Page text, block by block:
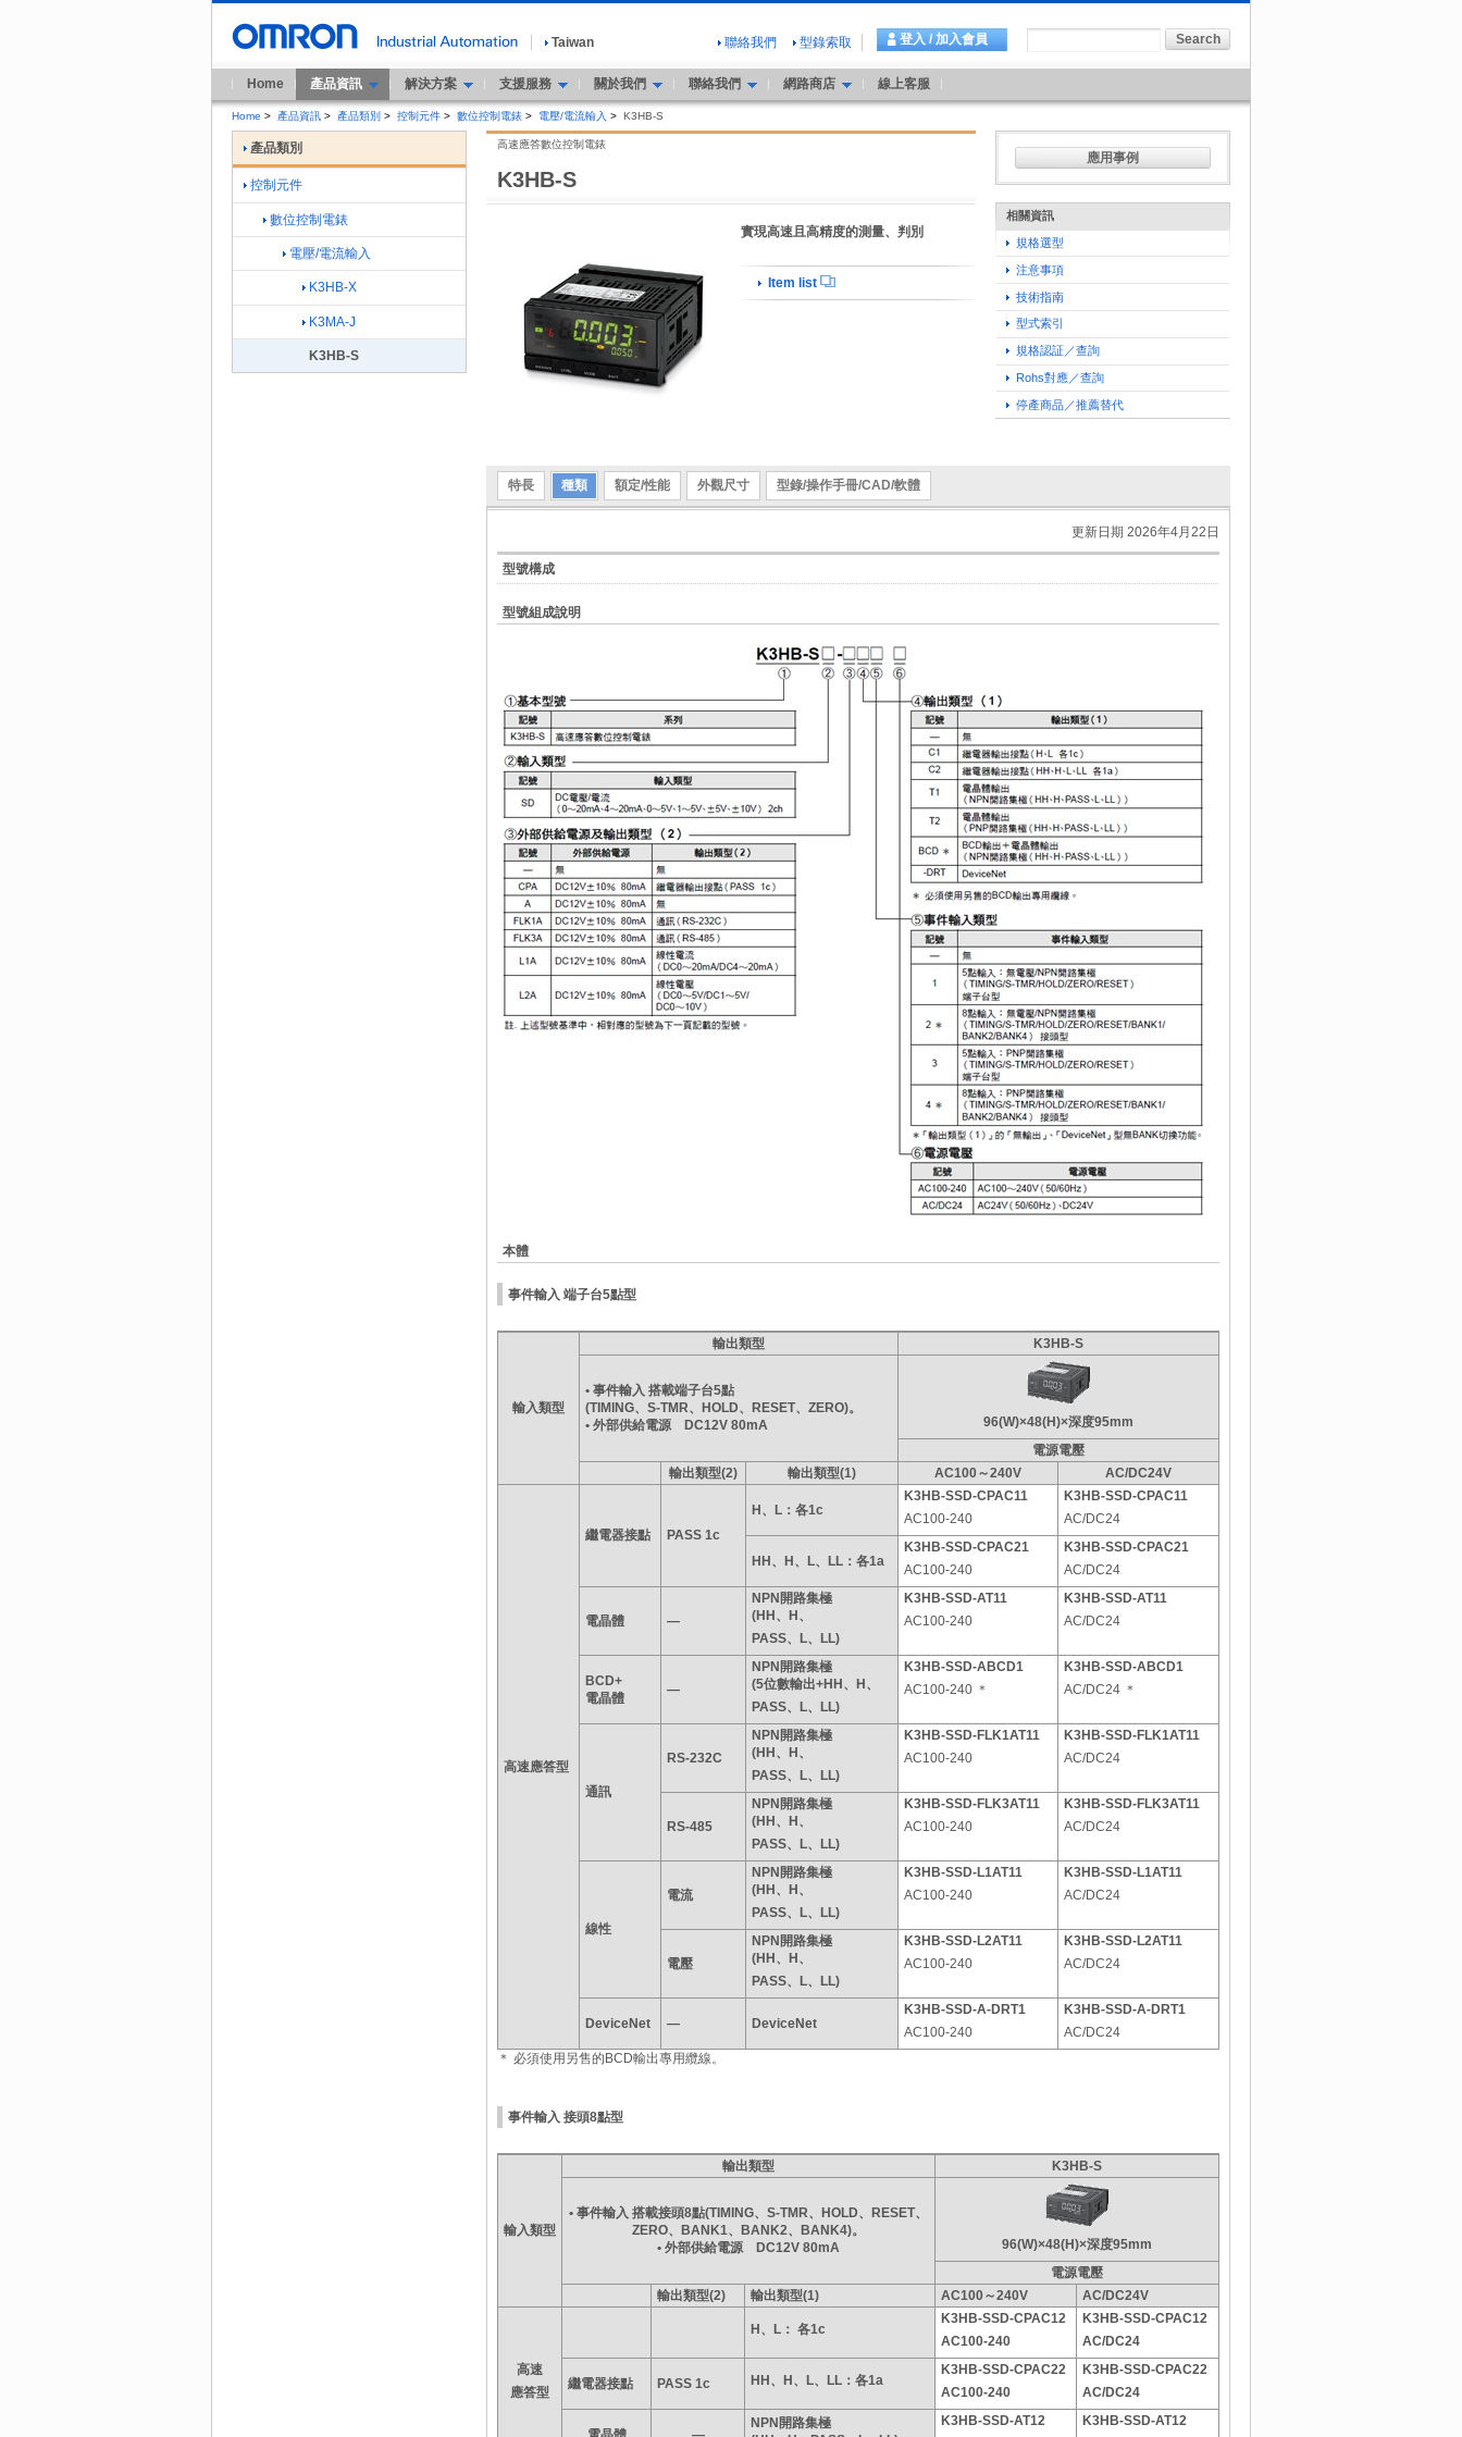
Taiwan 聯絡我們 型錄索取 登入 / 加入會員
Home 產品資訊 解決方案 支援服務 關於我們 聯絡我們 網路商店 線上客服
Home > 產品資訊 > 產品類別 > 控制元件 > 數位控制電錶 > 電壓/電流輸入 > K3HB-S
K3HB-S
高速應答數位控制電錶
實現高速且高精度的測量、判別
Item list
應用事例
相關資訊
規格選型
注意事項
技術指南
型式索引
規格認証／查詢
Rohs對應／查詢
停產商品／推薦替代
特長 種類 額定/性能 外觀尺寸 型錄/操作手冊/CAD/軟體
更新日期 2026年4月22日
型號構成
型號組成說明
本體
事件輸入 端子台5點型
輸入類型
輸出類型 K3HB-S
• 事件輸入 搭載端子台5點
(TIMING、S-TMR、HOLD、RESET、ZERO)。
• 外部供給電源 DC12V 80mA
96(W)×48(H)×深度95mm
電源電壓
輸出類型(2)
輸出類型(1) AC100～240V AC/DC24V
高速應答型
繼電器接點 PASS 1c
H、L：各1c
K3HB-SSD-CPAC11
AC100-240
K3HB-SSD-CPAC11
AC/DC24
HH、H、L、LL：各1a
K3HB-SSD-CPAC21
AC100-240
K3HB-SSD-CPAC21
AC/DC24
電晶體 ―
NPN開路集極
(HH、H、
PASS、L、LL)
K3HB-SSD-AT11
AC100-240
K3HB-SSD-AT11
AC/DC24
BCD+
電晶體
―
NPN開路集極
(5位數輸出+HH、H、
PASS、L、LL)
K3HB-SSD-ABCD1
AC100-240 ＊
K3HB-SSD-ABCD1
AC/DC24 ＊
通訊
RS-232C
NPN開路集極
(HH、H、
PASS、L、LL)
K3HB-SSD-FLK1AT11
AC100-240
K3HB-SSD-FLK1AT11
AC/DC24
RS-485
NPN開路集極
(HH、H、
PASS、L、LL)
K3HB-SSD-FLK3AT11
AC100-240
K3HB-SSD-FLK3AT11
AC/DC24
線性
電流
NPN開路集極
(HH、H、
PASS、L、LL)
K3HB-SSD-L1AT11
AC100-240
K3HB-SSD-L1AT11
AC/DC24
電壓
NPN開路集極
(HH、H、
PASS、L、LL)
K3HB-SSD-L2AT11
AC100-240
K3HB-SSD-L2AT11
AC/DC24
DeviceNet ― DeviceNet
K3HB-SSD-A-DRT1
AC100-240
K3HB-SSD-A-DRT1
AC/DC24
＊ 必須使用另售的BCD輸出專用纜線。
事件輸入 接頭8點型
輸入類型
輸出類型 K3HB-S
• 事件輸入 搭載接頭8點(TIMING、S-TMR、HOLD、RESET、
ZERO、BANK1、BANK2、BANK4)。
• 外部供給電源 DC12V 80mA
96(W)×48(H)×深度95mm
電源電壓
輸出類型(2)
輸出類型(1) AC100～240V AC/DC24V
高速
應答型
H、L： 各1c
K3HB-SSD-CPAC12
AC100-240
K3HB-SSD-CPAC12
AC/DC24
繼電器接點 PASS 1c HH、H、L、LL： 各1a
K3HB-SSD-CPAC22
AC100-240
K3HB-SSD-CPAC22
AC/DC24
NPN開路集極
K3HB-SSD-AT12
K3HB-SSD-AT12
產品類別
控制元件
數位控制電錶
電壓/電流輸入
K3HB-X
K3MA-J
K3HB-S